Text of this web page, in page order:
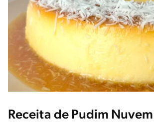
Receita de Pudim